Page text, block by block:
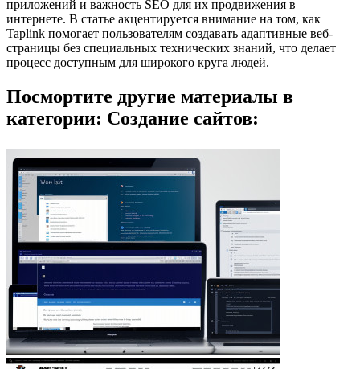
приложений и важность SEO для их продвижения в
интернете. В статье акцентируется внимание на том, как
Taplink помогает пользователям создавать адаптивные веб-
страницы без специальных технических знаний, что делает
процесс доступным для широкого круга людей.
Посмортите другие материалы в
категории: Создание сайтов: